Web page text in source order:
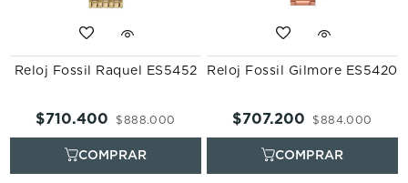
Reloj Fossil Raquel ES5452
$888.000
$710.400
Reloj Fossil Gilmore ES5420
$884.000
$707.200